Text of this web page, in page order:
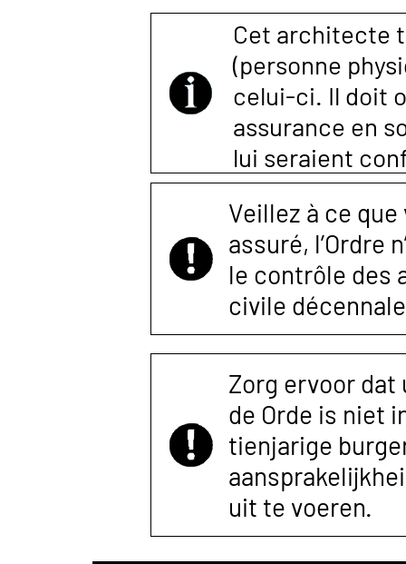
Cet architecte
(personne
celui-ci. Il doit
assurance en
lui seraient
Veillez à ce
assuré, l’Ordre
le contrôle des
civile
Zorg ervoor
de Orde is niet
tienjarige
uit te voeren.